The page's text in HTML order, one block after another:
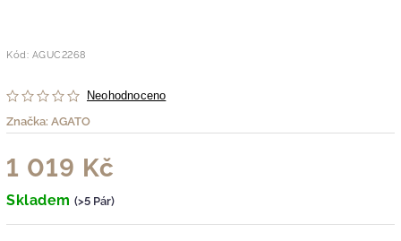
Kód: AGUC2268
Neohodnoceno
Značka: AGATO
1 019 Kč
Skladem (>5 Pár)